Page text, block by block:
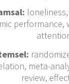
performance,
meta-
review,